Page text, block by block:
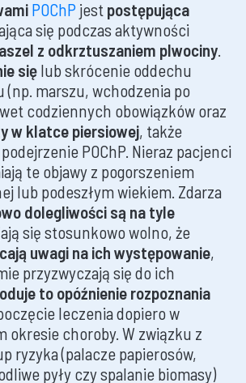
POChP jest postępująca
się podczas aktywności
z odkrztuszaniem plwociny
się lub skrócenie oddechu
(np. marszu, wchodzenia po
codziennych obowiązków oraz
w klatce piersiowej, także
POChP. Nieraz pacjenci
te objawy z pogorszeniem
lub podeszłym wiekiem. Zdarza
dolegliwości są na tyle
się stosunkowo wolno, że
uwagi na ich występowanie,
przyzwyczają się do ich
to opóźnienie rozpoznania
leczenia dopiero w
okresie choroby. W związku z
ryzyka (palacze papierosów,
pyły czy spalanie biomasy)